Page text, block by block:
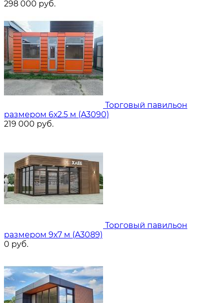
298 000 руб.
Торговый павильон
размером 6х2.5 м (A3090)
219 000 руб.
Торговый павильон
размером 9х7 м (A3089)
0 руб.